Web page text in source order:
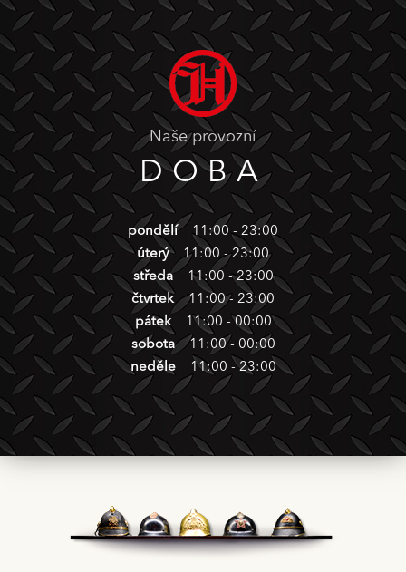
DOBA
Naše provozní
pondělí
11:00 - 23:00
úterý
11:00 - 23:00
středa
11:00 - 23:00
čtvrtek
11:00 - 23:00
pátek
11:00 - 00:00
sobota
11:00 - 00:00
neděle
11:00 - 23:00